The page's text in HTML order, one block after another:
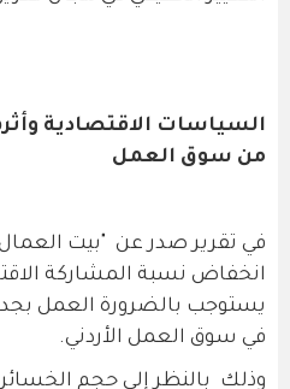
السياسات الاقتصادية
من سوق العمل
في تقرير صدر عن "بيت
انخفاض نسبة المشاركة
يستوجب بالضرورة العمل بجد
في سوق العمل الأردني.
وذلك بالنظر إلى حجم الخسائر